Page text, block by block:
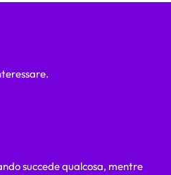
succede qualcosa, mentre